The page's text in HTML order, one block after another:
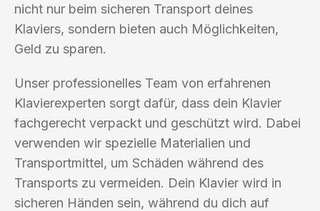
nicht nur beim sicheren Transport deines
Klaviers, sondern bieten auch Möglichkeiten,
Geld zu sparen.
Unser professionelles Team von erfahrenen
Klavierexperten sorgt dafür, dass dein Klavier
fachgerecht verpackt und geschützt wird. Dabei
verwenden wir spezielle Materialien und
Transportmittel, um Schäden während des
Transports zu vermeiden. Dein Klavier wird in
sicheren Händen sein, während du dich auf